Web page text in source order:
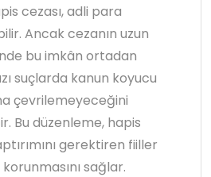
cezası, adli para
Ancak cezanın uzun
bu imkân ortadan
suçlarda kanun koyucu
çevrilemeyeceğini
Bu düzenleme, hapis
gerektiren fiiller
korunmasını sağlar.